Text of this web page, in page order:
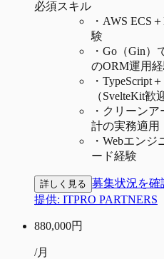
必須スキル
・ AWS ECS
験
・ Go（Gin）
のORM運用
・ TypeScript
（SvelteKit歓
・ クリーンア
計の実務適用
・ Webエンジ
ード経験
詳しく見る 募集状況を確
提供: ITPRO PARTNERS
880,000円
/月